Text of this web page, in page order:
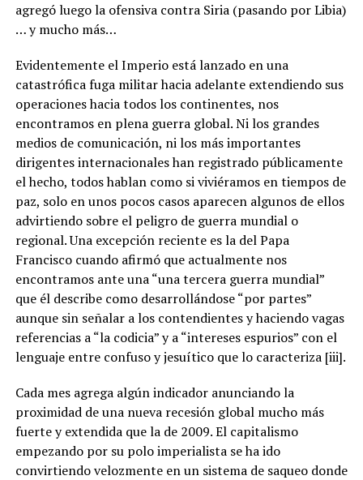
agregó luego la ofensiva contra Siria (pasando por Libia)
… y mucho más…
Evidentemente el Imperio está lanzado en una
catastrófica fuga militar hacia adelante extendiendo sus
operaciones hacia todos los continentes, nos
encontramos en plena guerra global. Ni los grandes
medios de comunicación, ni los más importantes
dirigentes internacionales han registrado públicamente
el hecho, todos hablan como si viviéramos en tiempos de
paz, solo en unos pocos casos aparecen algunos de ellos
advirtiendo sobre el peligro de guerra mundial o
regional. Una excepción reciente es la del Papa
Francisco cuando afirmó que actualmente nos
encontramos ante una “una tercera guerra mundial”
que él describe como desarrollándose “por partes”
aunque sin señalar a los contendientes y haciendo vagas
referencias a “la codicia” y a “intereses espurios” con el
lenguaje entre confuso y jesuítico que lo caracteriza [iii].
Cada mes agrega algún indicador anunciando la
proximidad de una nueva recesión global mucho más
fuerte y extendida que la de 2009. El capitalismo
empezando por su polo imperialista se ha ido
convirtiendo velozmente en un sistema de saqueo donde